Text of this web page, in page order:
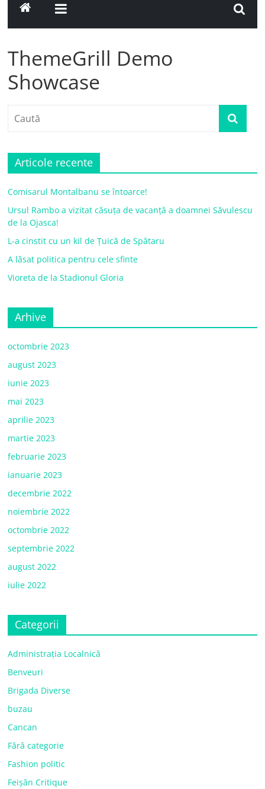
ThemeGrill Demo
Showcase
Articole recente
Comisarul Montalbanu se întoarce!
Ursul Rambo a vizitat căsuța de vacanță a doamnei Săvulescu
de la Ojasca!
L-a cinstit cu un kil de Țuică de Spătaru
A lăsat politica pentru cele sfinte
Vioreta de la Stadionul Gloria
Arhive
octombrie 2023
august 2023
iunie 2023
mai 2023
aprilie 2023
martie 2023
februarie 2023
ianuarie 2023
decembrie 2022
noiembrie 2022
octombrie 2022
septembrie 2022
august 2022
iulie 2022
Categorii
Administrația Localnică
Benveuri
Brigada Diverse
buzau
Cancan
Fără categorie
Fashion politic
Feișăn Critique